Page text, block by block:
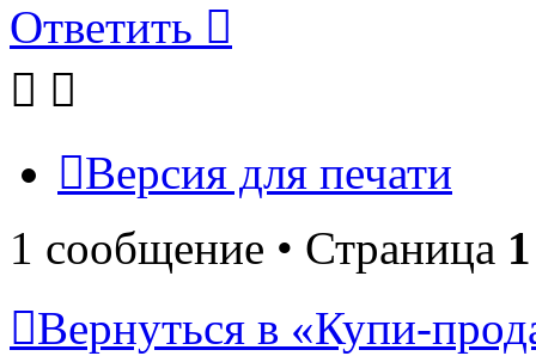
Ответить
Версия для печати
1 сообщение • Страница 1
Вернуться в «Купи-